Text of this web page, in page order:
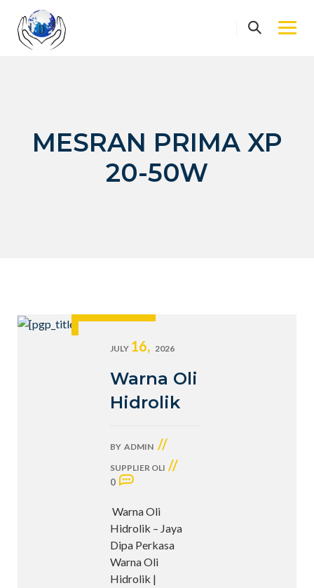
content
MESRAN PRIMA XP
20-50W
JULY 16, 2026
Warna Oli
Hidrolik
BY ADMIN //
SUPPLIER OLI //
0
Warna Oli
Hidrolik – Jaya
Dipa Perkasa
Warna Oli
Hidrolik |